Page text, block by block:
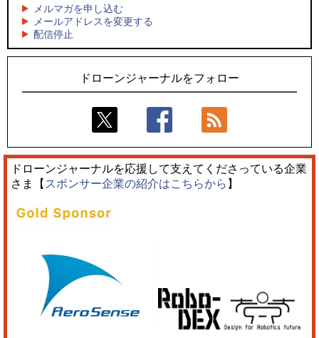
ドローンとナイトバブルが競演、「花園ドローンショーフェ
スタ2026」10/3、4開催
社」設立
ロボデックス、2時間超の飛行を目指す新型水素燃料電池ドロ
ーンを公開
メルマガを申し込む
メールアドレスを変更する
配信停止
ドローンジャーナルをフォロー
ドローンジャーナルを応援して支えてくださっている企業
さま【 スポンサー企業の紹介はこちらから 】